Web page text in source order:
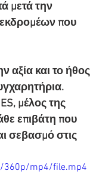
μετά την
που
αξία και το ήθος
μέλος της
επιβάτη που
σεβασμό στις
360p/mp4/file.mp4